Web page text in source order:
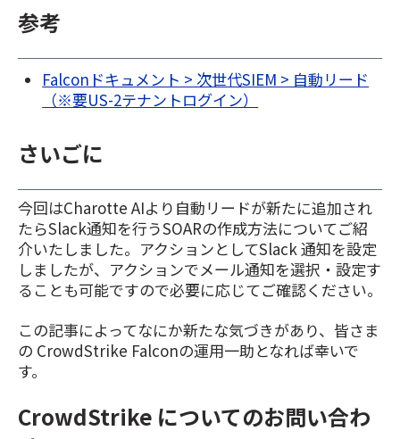
参考
Falconドキュメント > 次世代SIEM > 自動リード
（※要US-2テナントログイン）
さいごに
今回はCharotte AIより自動リードが新たに追加され
たらSlack通知を行うSOARの作成方法についてご紹
介いたしました。アクションとしてSlack 通知を設定
しましたが、アクションでメール通知を選択・設定す
ることも可能ですので必要に応じてご確認ください。
この記事によってなにか新たな気づきがあり、皆さま
の CrowdStrike Falconの運用一助となれば幸いで
す。
CrowdStrike についてのお問い合わ